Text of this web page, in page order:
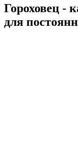
Гороховец -
для